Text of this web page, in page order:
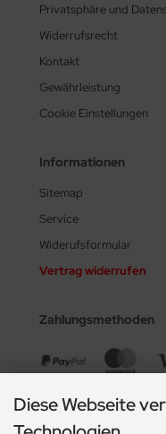
Privatsphäre und
Widerrufsrecht
Kontakt
Gewährleistung
Cookie Einstellungen
Informationen
Sitemap
Service
Widerufsformular
Vertrag widerrufen
Zahlungsmethoden
Diese Webseite